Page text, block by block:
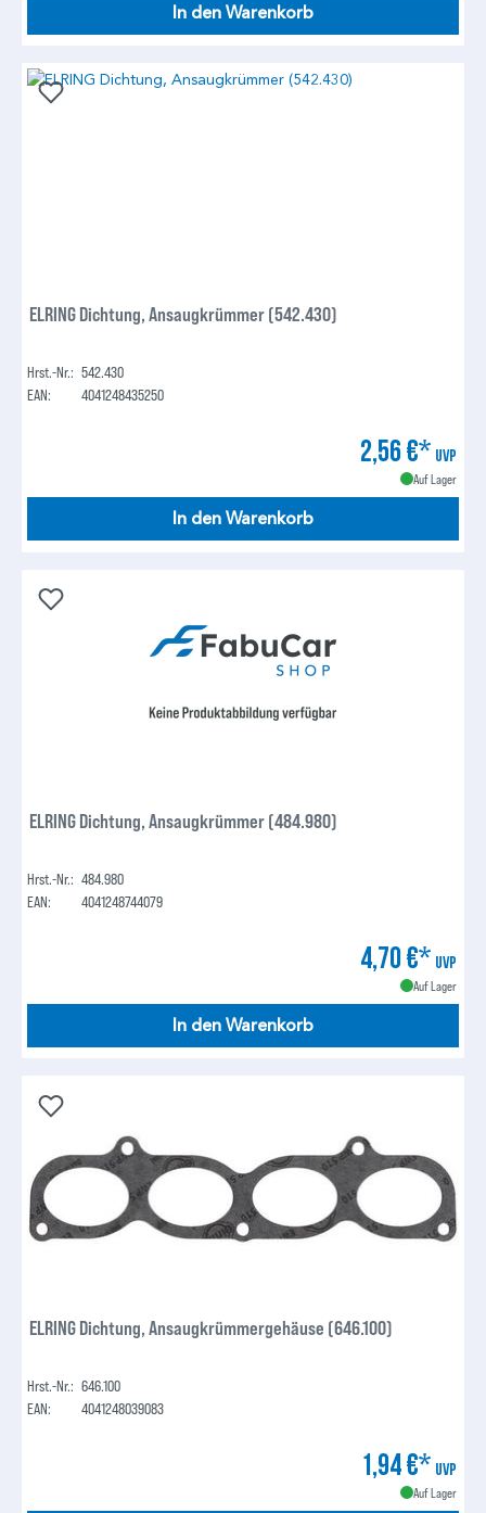
In den Warenkorb
ELRING Dichtung, Ansaugkrümmer (542.430)
Hrst.-Nr.: 542.430
EAN:
4041248435250
2,56 €* UVP
Auf Lager
In den Warenkorb
ELRING Dichtung, Ansaugkrümmer (484.980)
Hrst.-Nr.: 484.980
EAN:
4041248744079
4,70 €* UVP
Auf Lager
In den Warenkorb
ELRING Dichtung, Ansaugkrümmergehäuse (646.100)
Hrst.-Nr.: 646.100
EAN:
4041248039083
1,94 €* UVP
Auf Lager